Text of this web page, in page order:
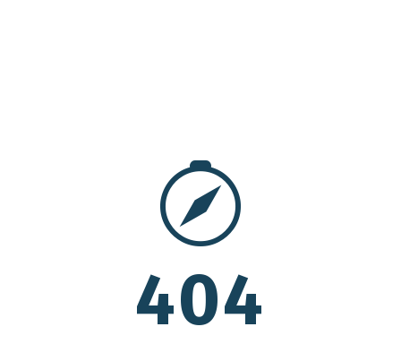
404